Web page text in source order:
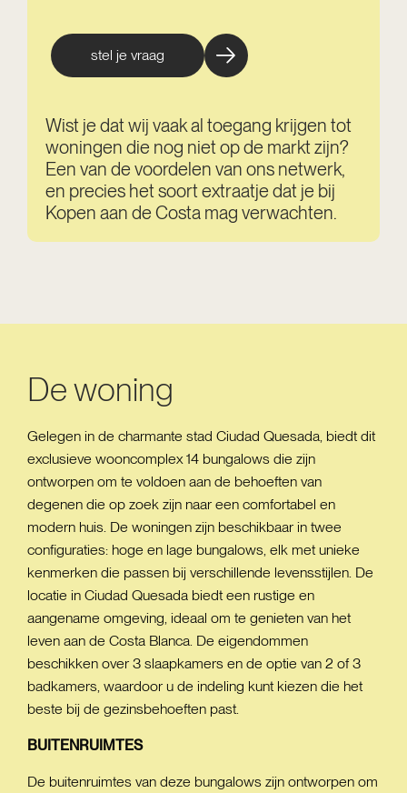
stel je vraag
Wist je dat wij vaak al toegang krijgen tot
woningen die nog niet op de markt zijn?
Een van de voordelen van ons netwerk,
en precies het soort extraatje dat je bij
Kopen aan de Costa mag verwachten.
De woning
Gelegen in de charmante stad Ciudad Quesada, biedt dit
exclusieve wooncomplex 14 bungalows die zijn
ontworpen om te voldoen aan de behoeften van
degenen die op zoek zijn naar een comfortabel en
modern huis. De woningen zijn beschikbaar in twee
configuraties: hoge en lage bungalows, elk met unieke
kenmerken die passen bij verschillende levensstijlen. De
locatie in Ciudad Quesada biedt een rustige en
aangename omgeving, ideaal om te genieten van het
leven aan de Costa Blanca. De eigendommen
beschikken over 3 slaapkamers en de optie van 2 of 3
badkamers, waardoor u de indeling kunt kiezen die het
beste bij de gezinsbehoeften past.
BUITENRUIMTES
De buitenruimtes van deze bungalows zijn ontworpen om